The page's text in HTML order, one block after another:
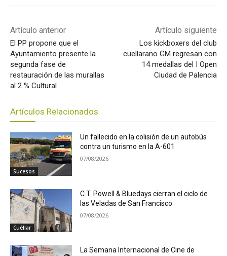
Artículo anterior
El PP propone que el
Ayuntamiento presente la
segunda fase de
restauración de las murallas
al 2 % Cultural
Artículo siguiente
Los kickboxers del club
cuellarano GM regresan con
14 medallas del I Open
Ciudad de Palencia
Artículos Relacionados
Sucesos
Un fallecido en la colisión de un autobús
contra un turismo en la A-601
07/08/2026
Cuéllar
C.T. Powell & Bluedays cierran el ciclo de
las Veladas de San Francisco
07/08/2026
La Semana Internacional de Cine de